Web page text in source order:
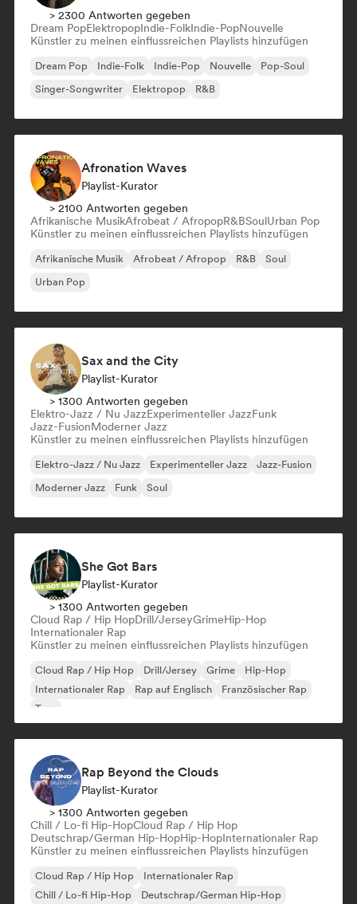
> 2300 Antworten gegeben
Dream PopElektropopIndie-FolkIndie-PopNouvelle
Künstler zu meinen einflussreichen Playlists hinzufügen
Dream Pop Indie-Folk Indie-Pop Nouvelle
Pop-Soul
Singer-Songwriter
Elektropop R&B
Afronation Waves
Playlist-Kurator
> 2100 Antworten gegeben
Afrikanische MusikAfrobeat / AfropopR&BSoulUrban Pop
Künstler zu meinen einflussreichen Playlists hinzufügen
Afrikanische Musik Afrobeat / Afropop R&B
Soul
Urban Pop
Sax and the City
Playlist-Kurator
> 1300 Antworten gegeben
Elektro-Jazz / Nu JazzExperimenteller JazzFunk
Jazz-FusionModerner Jazz
Künstler zu meinen einflussreichen Playlists hinzufügen
Elektro-Jazz / Nu Jazz Experimenteller Jazz
Jazz-Fusion
Moderner Jazz
Funk Soul
She Got Bars
Playlist-Kurator
> 1300 Antworten gegeben
Cloud Rap / Hip HopDrill/JerseyGrimeHip-Hop
Internationaler Rap
Künstler zu meinen einflussreichen Playlists hinzufügen
Cloud Rap / Hip Hop Drill/Jersey Grime
Hip-Hop
Internationaler Rap
Rap auf Englisch
Französischer Rap
Trap
Rap Beyond the Clouds
Playlist-Kurator
> 1300 Antworten gegeben
Chill / Lo-fi Hip-HopCloud Rap / Hip Hop
Deutschrap/German Hip-HopHip-HopInternationaler Rap
Künstler zu meinen einflussreichen Playlists hinzufügen
Cloud Rap / Hip Hop
Internationaler Rap
Chill / Lo-fi Hip-Hop
Deutschrap/German Hip-Hop